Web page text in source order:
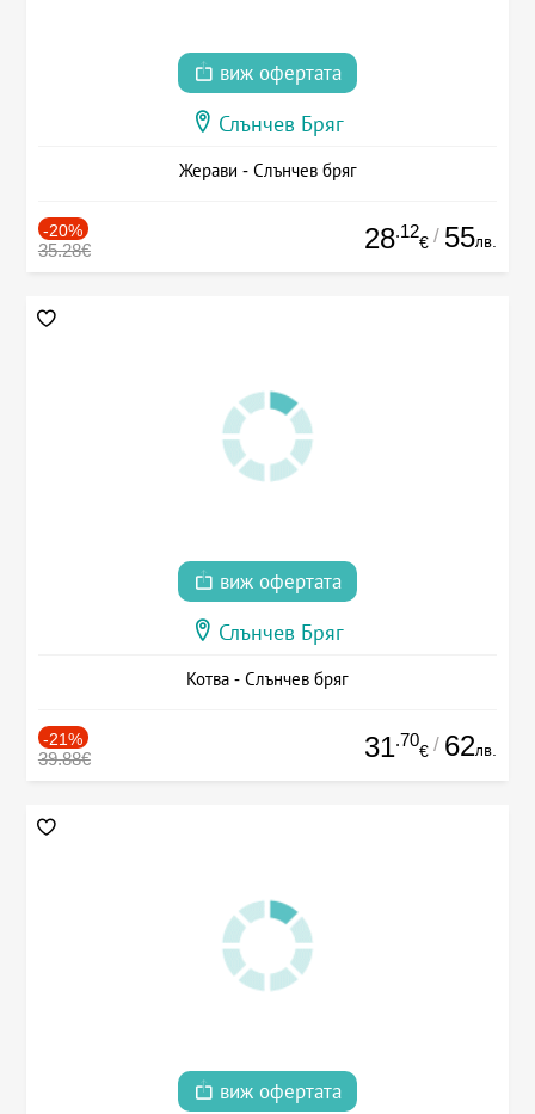
виж офертата
Слънчев Бряг
Жерави - Слънчев бряг
-20%
35.28€ 28.12
€ / 55лв.
виж офертата
Слънчев Бряг
Котва - Слънчев бряг
-21%
39.88€ 31.70
€ / 62лв.
виж офертата